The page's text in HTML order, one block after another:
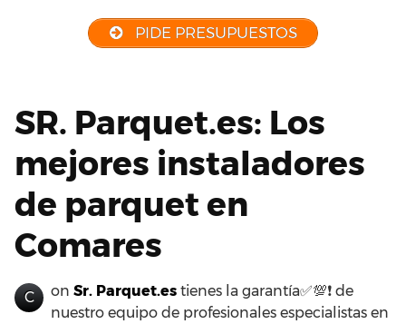
PIDE PRESUPUESTOS
SR. Parquet.es: Los
mejores instaladores
de parquet en
Comares
C on Sr. Parquet.es tienes la garantía✅💯❗ de
nuestro equipo de profesionales especialistas en